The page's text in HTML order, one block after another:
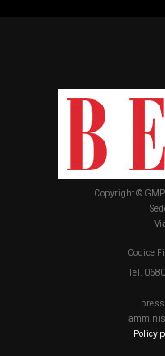
Copyright ©
Codice
Tel.
Policy